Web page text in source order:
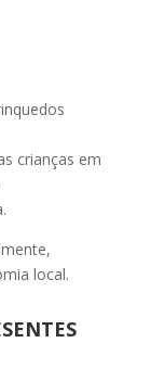
crianças em
local.